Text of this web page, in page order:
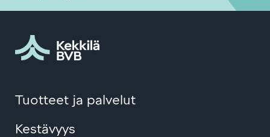
Tuotteet ja palvelut
Kestävyys